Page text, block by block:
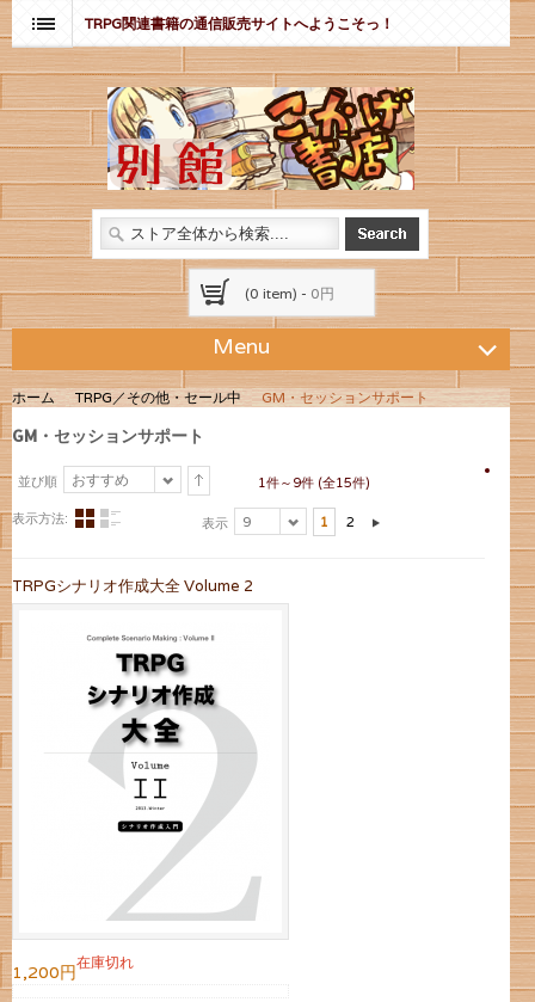
TRPG関連書籍の通信販売サイトへようこそっ！
(0 item) - 0円
Menu
ホーム TRPG／その他・セール中 GM・セッションサポート
GM・セッションサポート
並び順 おすすめ 1件～9件 (全15件)
表示方法: 表示 9 1 2
TRPGシナリオ作成大全 Volume 2
1,200円在庫切れ